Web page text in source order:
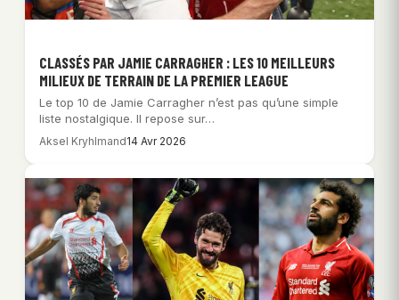
CLASSÉS PAR JAMIE CARRAGHER : LES 10 MEILLEURS
MILIEUX DE TERRAIN DE LA PREMIER LEAGUE
Le top 10 de Jamie Carragher n’est pas qu’une simple
liste nostalgique. Il repose sur…
Aksel Kryhlmand14 Avr 2026